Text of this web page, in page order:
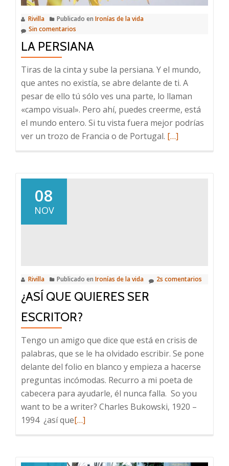
Rivilla Publicado en Ironías de la vida
Sin comentarios
LA PERSIANA
Tiras de la cinta y sube la persiana. Y el mundo,
que antes no existía, se abre delante de ti. A
pesar de ello tú sólo ves una parte, lo llaman
«campo visual». Pero ahí, puedes creerme, está
el mundo entero. Si tu vista fuera mejor podrías
ver un trozo de Francia o de Portugal. Leer
[…]
08
NOV
Rivilla Publicado en Ironías de la vida 2s comentarios
¿ASÍ QUE QUIERES SER
ESCRITOR?
Tengo un amigo que dice que está en crisis de
palabras, que se le ha olvidado escribir. Se pone
delante del folio en blanco y empieza a hacerse
preguntas incómodas. Recurro a mi poeta de
cabecera para ayudarle, él nunca falla. So you
want to be a writer? Charles Bukowski, 1920 –
1994 ¿así queLeer
[…]